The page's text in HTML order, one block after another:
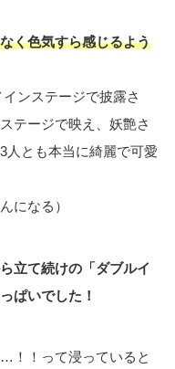
く色気すら感じるよう
インステージで披露さ
テージで映え、妖艶さ
人とも本当に綺麗で可愛
になる）
立て続けの「ダブルイ
ぱいでした！
！！って浸っていると